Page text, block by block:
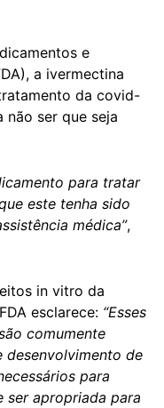
e
a ivermectina
da covid-
não ser que seja
para tratar
este tenha sido
médica”,
in vitro da
esclarece: “Esses
comumente
desenvolvimento de
para
ser apropriada para